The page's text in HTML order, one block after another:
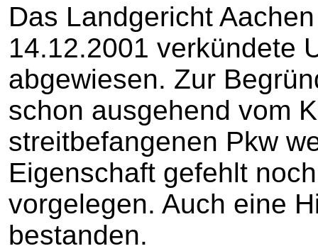
Das Landgericht
14.12.2001 verkündete
abgewiesen. Zur
schon ausgehend vom
streitbefangenen Pkw
Eigenschaft gefehlt
vorgelegen. Auch eine
bestanden.